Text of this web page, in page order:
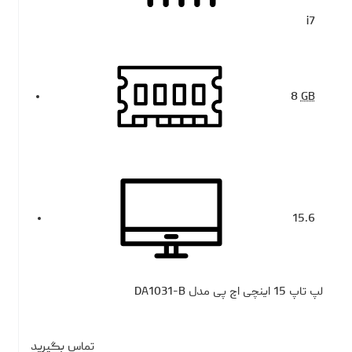
i7
8GB
15.6
لپ تاپ 15 اینچی اچ پی مدل DA1031-B
تماس بگیرید